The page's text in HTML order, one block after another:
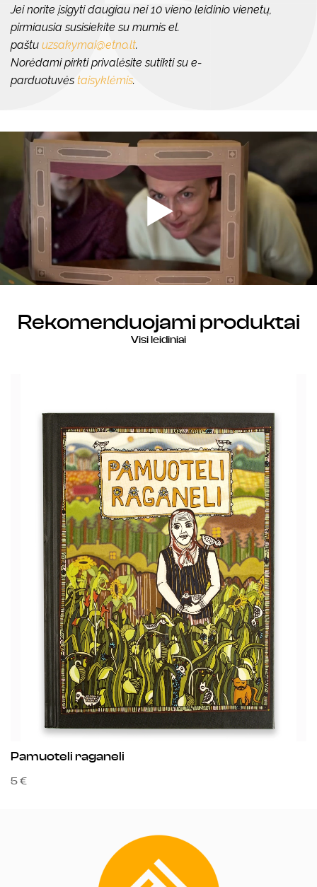
Jei norite įsigyti daugiau nei 10 vieno leidinio vienetų,
pirmiausia susisiekite su mumis el.
paštu uzsakymai@etno.lt.
Norėdami pirkti privalėsite sutikti su e-
parduotuvės taisyklėmis.
Rekomenduojami produktai
Visi leidiniai
Pamuoteli raganeli
5 €